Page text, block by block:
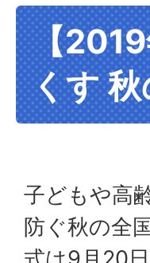
【
くす
子どもや高
防ぐ秋の全